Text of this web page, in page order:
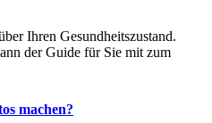
Ihren Gesundheitszustand.
der Guide für Sie mit zum
machen?